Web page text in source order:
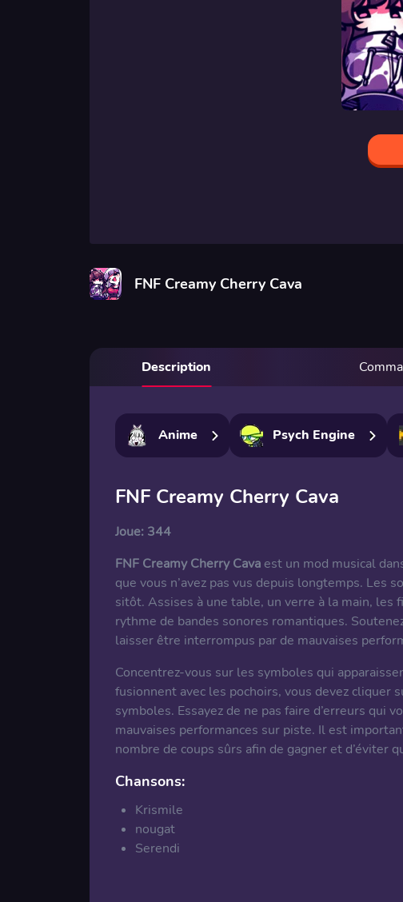
FNF Creamy Cherry Cava
Description
Anime Psych Engine
FNF Creamy Cherry Cava
Joue: 344
FNF Creamy Cherry Cava est un mod musical
que vous n’avez pas vus depuis longtemps. Les
sitôt. Assises à une table, un verre à la main,
rythme de bandes sonores romantiques.
laisser être interrompus par de mauvaises
Concentrez-vous sur les symboles qui
fusionnent avec les pochoirs, vous devez cliquer
symboles. Essayez de ne pas faire d’erreurs qui
mauvaises performances sur piste. Il est
nombre de coups sûrs afin de gagner et d’éviter
Chansons:
Krismile
nougat
Serendi